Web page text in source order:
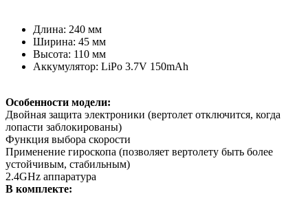
Длина: 240 мм
Ширина: 45 мм
Высота: 110 мм
Аккумулятор: LiPo 3.7V 150mAh
Особенности модели:
Двойная защита электроники (вертолет отключится, когда
лопасти заблокированы)
Функция выбора скорости
Применение гироскопа (позволяет вертолету быть более
устойчивым, стабильным)
2.4GHz аппаратура
В комплекте: